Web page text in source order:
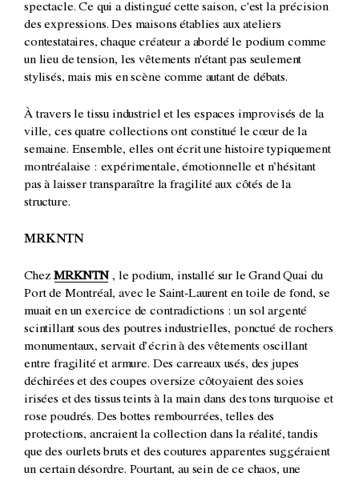
spectacle. Ce qui a distingué cette saison, c'est la précision
des expressions. Des maisons établies aux ateliers
contestataires, chaque créateur a abordé le podium comme
un lieu de tension, les vêtements n'étant pas seulement
stylisés, mais mis en scène comme autant de débats.
À travers le tissu industriel et les espaces improvisés de la
ville, ces quatre collections ont constitué le cœur de la
semaine. Ensemble, elles ont écrit une histoire typiquement
montréalaise : expérimentale, émotionnelle et n’hésitant
pas à laisser transparaître la fragilité aux côtés de la
structure.
MRKNTN
ChezMRKNTN , le podium, installé sur le Grand Quai du
Port de Montréal, avec le Saint-Laurent en toile de fond, se
muait en un exercice de contradictions : un sol argenté
scintillant sous des poutres industrielles, ponctué de rochers
monumentaux, servait d’écrin à des vêtements oscillant
entre fragilité et armure. Des carreaux usés, des jupes
déchirées et des coupes oversize côtoyaient des soies
irisées et des tissus teints à la main dans des tons turquoise et
rose poudrés. Des bottes rembourrées, telles des
protections, ancraient la collection dans la réalité, tandis
que des ourlets bruts et des coutures apparentes suggéraient
un certain désordre. Pourtant, au sein de ce chaos, une